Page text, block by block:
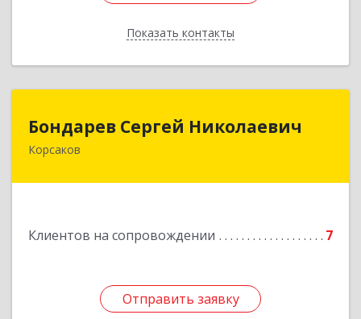
Показать контакты
Назад
Бондарев Сергей Николаевич
Корсаков
Клиентов на сопровождении 7
Отправить заявку
Бондарев Сергей Николаевич
Отправить заявку